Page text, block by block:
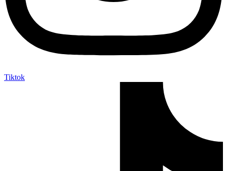
Tiktok